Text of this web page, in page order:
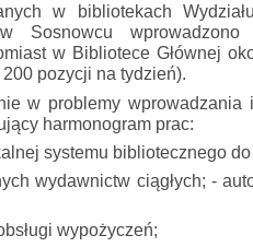
w bibliotekach
Sosnowcu
w Bibliotece Głównej
pozycji na tydzień).
w problemy wprowadzania
harmonogram prac:
systemu bibliotecznego
wydawnictw ciągłych; -
wypożyczeń;